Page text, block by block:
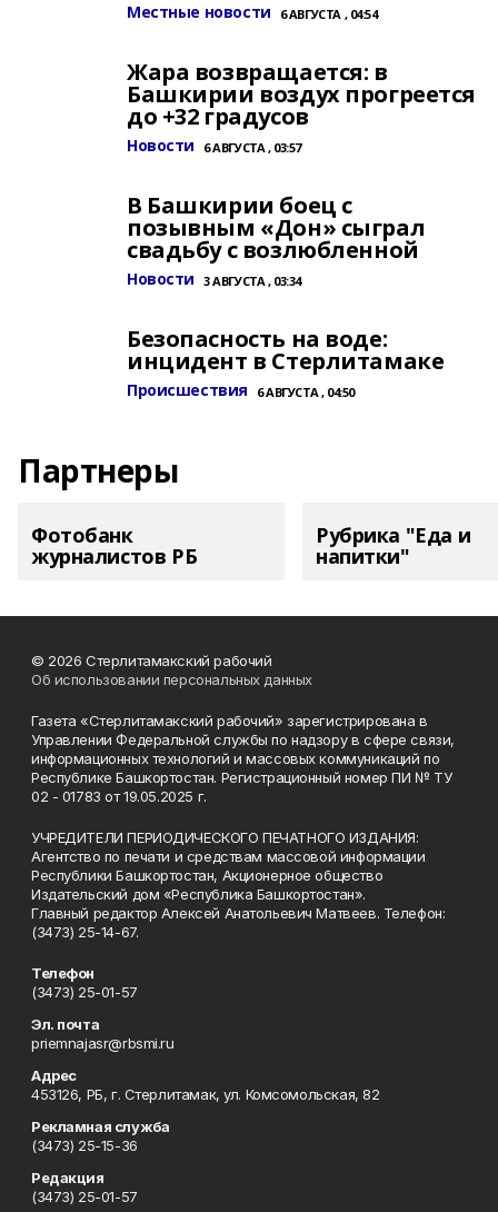
Местные новости 6 АВГУСТА , 04:54
Жара возвращается: в
Башкирии воздух прогреется
до +32 градусов
Новости 6 АВГУСТА , 03:57
В Башкирии боец с
позывным «Дон» сыграл
свадьбу с возлюбленной
Новости 3 АВГУСТА , 03:34
Безопасность на воде:
инцидент в Стерлитамаке
Происшествия 6 АВГУСТА , 04:50
Партнеры
Фотобанк
журналистов РБ
Рубрика "Еда и
напитки"
© 2026 Стерлитамакский рабочий
Об использовании персональных данных
Газета «Стерлитамакский рабочий» зарегистрирована в
Управлении Федеральной службы по надзору в сфере связи,
информационных технологий и массовых коммуникаций по
Республике Башкортостан. Регистрационный номер ПИ № ТУ
02 - 01783 от 19.05.2025 г.
УЧРЕДИТЕЛИ ПЕРИОДИЧЕСКОГО ПЕЧАТНОГО ИЗДАНИЯ:
Агентство по печати и средствам массовой информации
Республики Башкортостан, Акционерное общество
Издательский дом «Республика Башкортостан».
Главный редактор Алексей Анатольевич Матвеев. Телефон:
(3473) 25-14-67.
Телефон
(3473) 25-01-57
Эл. почта
priemnajasr@rbsmi.ru
Адрес
453126, РБ, г. Стерлитамак, ул. Комсомольская, 82
Рекламная служба
(3473) 25-15-36
Редакция
(3473) 25-01-57